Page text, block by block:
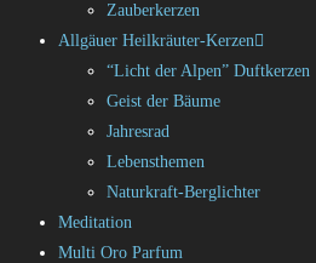
Zauberkerzen
Allgäuer Heilkräuter-Kerzen
“Licht der Alpen” Duftkerzen
Geist der Bäume
Jahresrad
Lebensthemen
Naturkraft-Berglichter
Meditation
Multi Oro Parfum